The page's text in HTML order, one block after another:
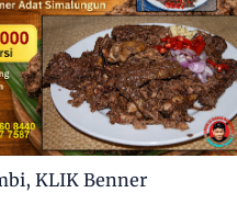
KLIK Benner